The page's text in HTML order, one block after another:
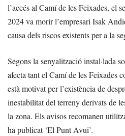
l’accés al Camí de les Feixades, el
2024 va morir l’empresari Isak
causa dels riscos existents per a la
Segons la senyalització instal·lada
afecta tant el Camí de les Feixades
està motivat per l’existència de
inestabilitat del terreny derivats de
la zona. Els avisos recomanen
ha publicat ‘El Punt Avui’.